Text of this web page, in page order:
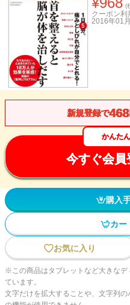
(
クーポン利
2016年01
新規登録で468
かんた
今すぐ会員
購入
カー
お気に入り
※この商品はタブレットなど大きなデ
ています。
文字だけを拡大することや、文字列